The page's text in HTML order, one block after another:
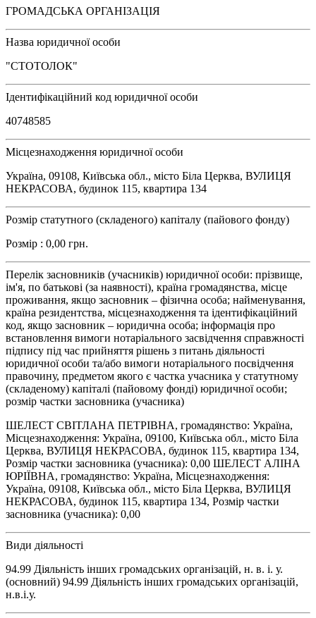
ГРОМАДСЬКА ОРГАНІЗАЦІЯ
Назва юридичної особи
"СТОТОЛОК"
Ідентифікаційний код юридичної особи
40748585
Місцезнаходження юридичної особи
Україна, 09108, Київська обл., місто Біла Церква, ВУЛИЦЯ
НЕКРАСОВА, будинок 115, квартира 134
Розмір статутного (складеного) капіталу (пайового фонду)
Розмір : 0,00 грн.
Перелік засновників (учасників) юридичної особи: прізвище,
ім'я, по батькові (за наявності), країна громадянства, місце
проживання, якщо засновник – фізична особа; найменування,
країна резидентства, місцезнаходження та ідентифікаційний
код, якщо засновник – юридична особа; інформація про
встановлення вимоги нотаріального засвідчення справжності
підпису під час прийняття рішень з питань діяльності
юридичної особи та/або вимоги нотаріального посвідчення
правочину, предметом якого є частка учасника у статутному
(складеному) капіталі (пайовому фонді) юридичної особи;
розмір частки засновника (учасника)
ШЕЛЕСТ СВІТЛАНА ПЕТРІВНА, громадянство: Україна,
Місцезнаходження: Україна, 09100, Київська обл., місто Біла
Церква, ВУЛИЦЯ НЕКРАСОВА, будинок 115, квартира 134,
Розмір частки засновника (учасника): 0,00 ШЕЛЕСТ АЛІНА
ЮРІЇВНА, громадянство: Україна, Місцезнаходження:
Україна, 09108, Київська обл., місто Біла Церква, ВУЛИЦЯ
НЕКРАСОВА, будинок 115, квартира 134, Розмір частки
засновника (учасника): 0,00
Види діяльності
94.99 Діяльність інших громадських організацій, н. в. і. у.
(основний) 94.99 Діяльність інших громадських організацій,
н.в.і.у.